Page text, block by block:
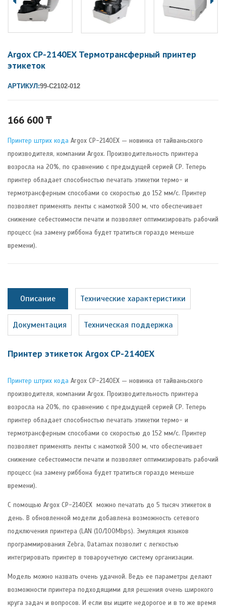
Argox CP-2140EX Термотрансферный принтер
этикеток
АРТИКУЛ:99-C2102-012
166 600₸
Принтер штрих кода Argox CP-2140EX — новинка от тайваньского
производителя, компании Argox. Производительность принтера
возросла на 20%, по сравнению с предыдущей серией СР. Теперь
принтер обладает способностью печатать этикетки термо- и
термотрансферным способами со скоростью до 152 мм/с. Принтер
позволяет применять ленты с намоткой 300 м, что обеспечивает
снижение себестоимости печати и позволяет оптимизировать рабочий
процесс (на замену риббона будет тратиться гораздо меньше
времени).
Описание Технические характеристики
Документация Техническая поддержка
Принтер этикеток Argox CP-2140EX
Принтер штрих кода Argox CP-2140EX — новинка от тайваньского
производителя, компании Argox. Производительность принтера
возросла на 20%, по сравнению с предыдущей серией СР. Теперь
принтер обладает способностью печатать этикетки термо- и
термотрансферным способами со скоростью до 152 мм/с. Принтер
позволяет применять ленты с намоткой 300 м, что обеспечивает
снижение себестоимости печати и позволяет оптимизировать рабочий
процесс (на замену риббона будет тратиться гораздо меньше
времени).
С помощью Argox CP-2140EX можно печатать до 5 тысяч этикеток в
день. В обновленной модели добавлена возможность сетевого
подключения принтера (LAN (10/100Mbps). Эмуляция языков
программирования Zebra, Datamax позволит с легкостью
интегрировать принтер в товароучетную систему организации.
Модель можно назвать очень удачной. Ведь ее параметры делают
возможности принтера подходящими для решения очень широкого
круга задач и вопросов. И если вы ищите недорогое и в то же время